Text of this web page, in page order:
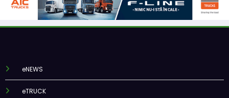
eNEWS
eTRUCK